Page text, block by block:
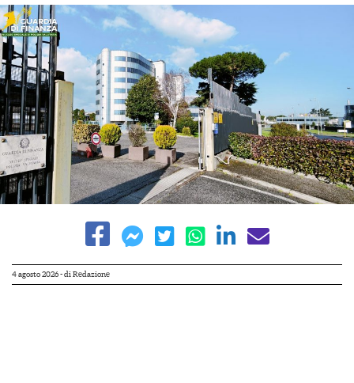
4 agosto 2026- di Redazione